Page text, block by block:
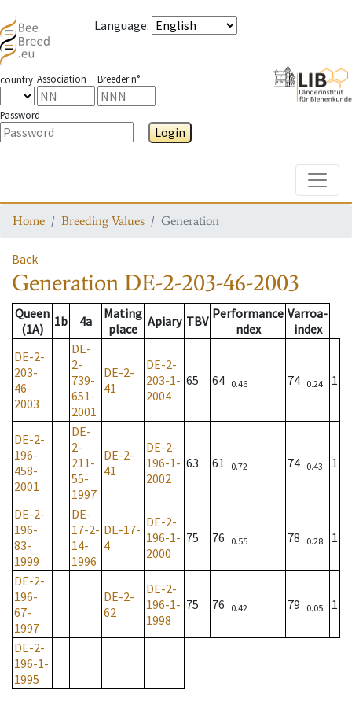
Language:
country Association Breeder n°
Password
Login
Home Breeding Values Generation
Back
Generation DE-2-203-46-2003
Queen
(1A)
1b 4a
Mating
place
Apiary TBV Performance
ndex
Varroa-
index
DE-2-
203-
46-
2003
DE-
2-
739-
651-
2001
DE-2-
41
DE-2-
203-1-
2004
65 64 0.46 74 0.24 1
DE-2-
196-
458-
2001
DE-
2-
211-
55-
1997
DE-2-
41
DE-2-
196-1-
2002
63 61 0.72 74 0.43 1
DE-2-
196-
83-
1999
DE-
17-2-
14-
1996
DE-17-
4
DE-2-
196-1-
2000
75 76 0.55 78 0.28 1
DE-2-
196-
67-
1997
DE-2-
62
DE-2-
196-1-
1998
75 76 0.42 79 0.05 1
DE-2-
196-1-
1995